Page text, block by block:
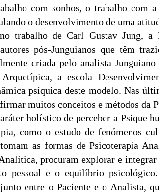
com sonhos, o trabalho com
o desenvolvimento de uma
trabalho de Carl Gustav Jung,
pós-Junguianos que têm
criada pelo analista
a escola
psíquica deste modelo. Nas
muitos conceitos e métodos da
holístico de perceber a Psique
como o estudo de fenómenos
as formas de Psicoterapia
procuram explorar e integrar
pessoal e o equilíbrio
entre o Paciente e o Analista,